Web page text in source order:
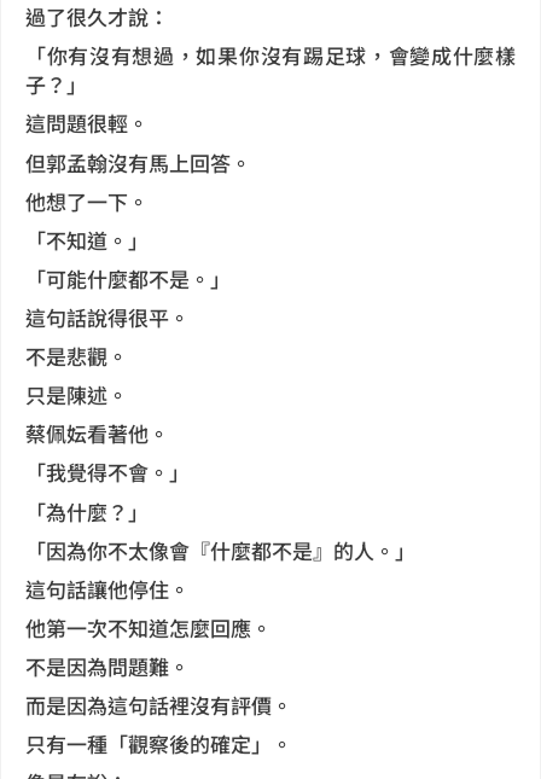
過了很久才說：
「你有沒有想過，如果你沒有踢足球，會變成什麼樣
子？」
這問題很輕。
但郭孟翰沒有馬上回答。
他想了一下。
「不知道。」
「可能什麼都不是。」
這句話說得很平。
不是悲觀。
只是陳述。
蔡佩妘看著他。
「我覺得不會。」
「為什麼？」
「因為你不太像會『什麼都不是』的人。」
這句話讓他停住。
他第一次不知道怎麼回應。
不是因為問題難。
而是因為這句話裡沒有評價。
只有一種「觀察後的確定」。